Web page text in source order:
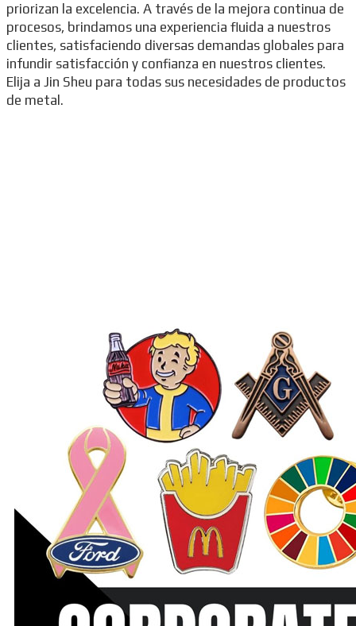
priorizan la excelencia. A través de la mejora continua de
procesos, brindamos una experiencia fluida a nuestros
clientes, satisfaciendo diversas demandas globales para
infundir satisfacción y confianza en nuestros clientes.
Elija a Jin Sheu para todas sus necesidades de productos
de metal.